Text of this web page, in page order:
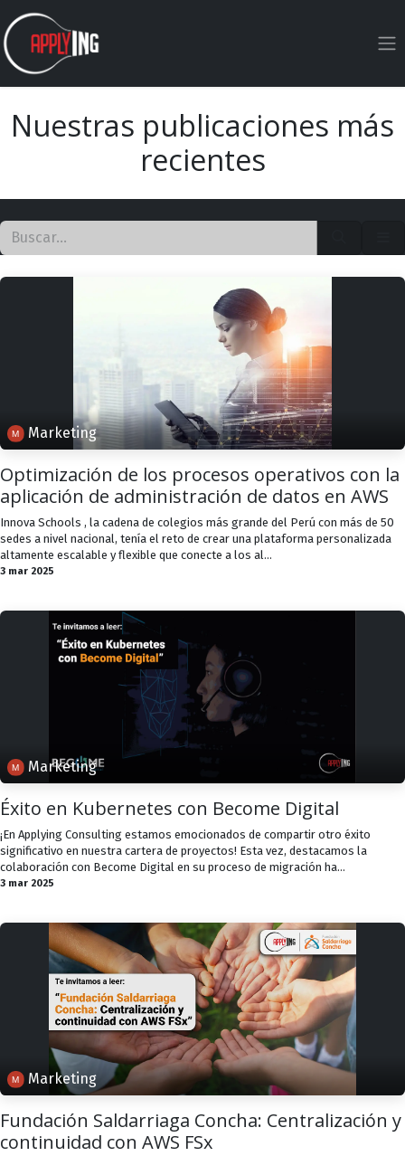
Ir al contenido
Nuestras publicaciones más
recientes
Marketing
Optimización de los procesos operativos con la
aplicación de administración de datos en AWS
Innova Schools , la cadena de colegios más grande del Perú con más de 50
sedes a nivel nacional, tenía el reto de crear una plataforma personalizada
altamente escalable y flexible que conecte a los al...
3 mar 2025
Marketing
Éxito en Kubernetes con Become Digital
¡En Applying Consulting estamos emocionados de compartir otro éxito
significativo en nuestra cartera de proyectos! Esta vez, destacamos la
colaboración con Become Digital en su proceso de migración ha...
3 mar 2025
Marketing
Fundación Saldarriaga Concha: Centralización y
continuidad con AWS FSx